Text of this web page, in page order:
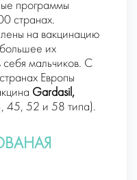
программы
странах.
на вакцинацию
их
себя мальчиков. С
Европы
Gardasil,
45, 52 и 58 типа).